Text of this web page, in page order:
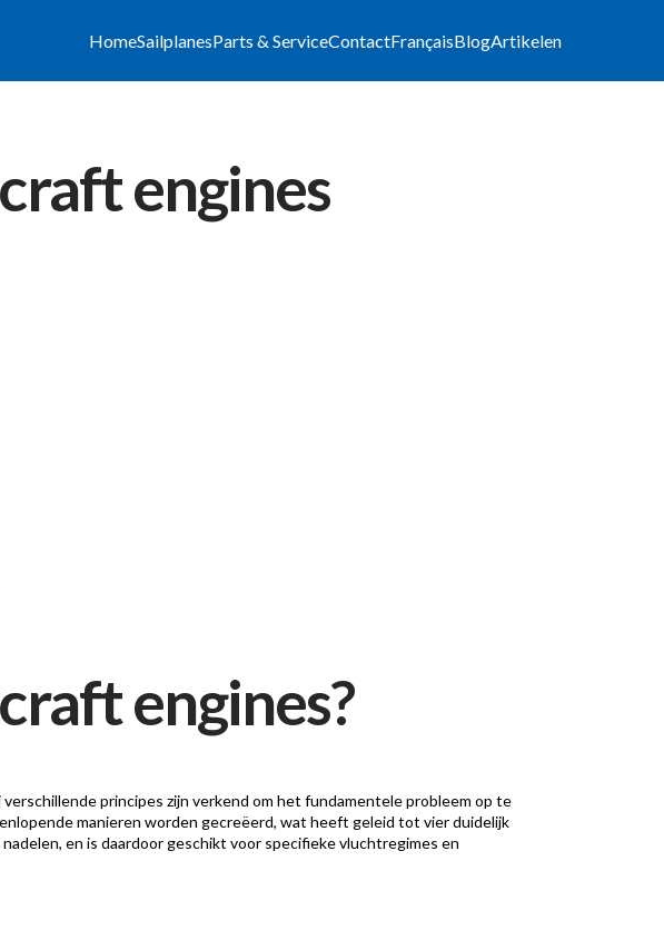
HomeSailplanesParts & ServiceContactFrançaisBlogArtikelen
engines
engines?
principes zijn verkend om het fundamentele probleem op te
manieren worden gecreëerd, wat heeft geleid tot vier duidelijk
en is daardoor geschikt voor specifieke vluchtregimes en